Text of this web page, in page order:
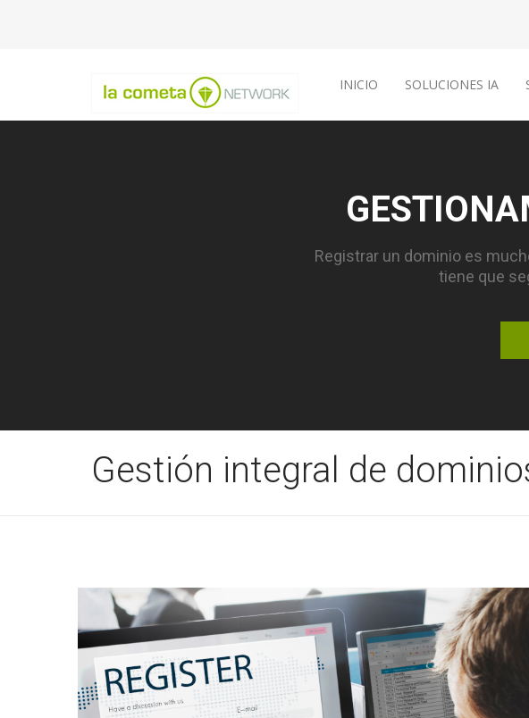
INICIO SOLUCIONES IA
Registrar un dominio es
tiene que
Gestión integral de